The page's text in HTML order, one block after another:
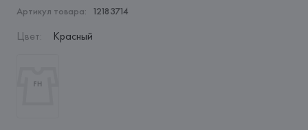
Артикул товара: 12183714
Цвет: Красный